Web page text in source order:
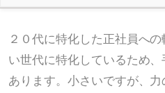
２０代に特化した正社員へ
い世代に特化しているため
あります。小さいですが、力